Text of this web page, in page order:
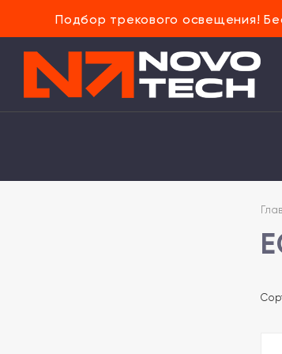
Подбор трекового освещения!